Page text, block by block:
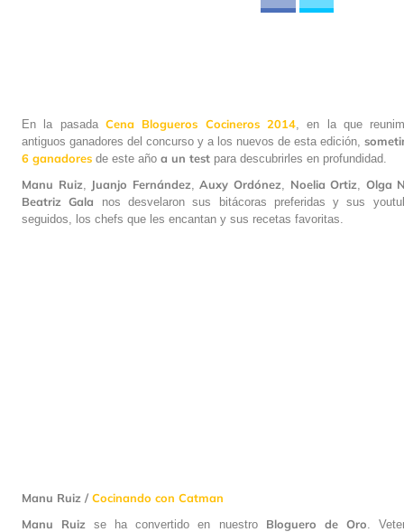
En la pasada Cena Blogueros Cocineros 2014 , en la que
antiguos ganadores del concurso y a los nuevos de esta edición,
6 ganadores de este año a un test para descubrirles en profundidad.
Manu Ruiz Juanjo Fernández ,Auxy Ordónez Noelia Ortiz Olga
Beatriz Gala nos desvelaron sus bitácoras preferidas y sus
seguidos, los chefs que les encantan y sus recetas favoritas.
Manu Ruiz / Cocinando con Catman
Manu Ruiz se ha convertido en nuestro Bloguero de Oro .